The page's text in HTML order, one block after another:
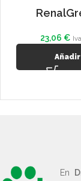
23,06 €
Añadir
En